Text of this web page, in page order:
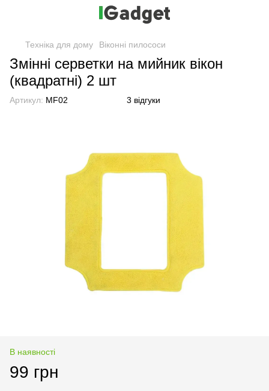
Техніка для дому Віконні пилососи
Змінні серветки на мийник вікон
(квадратні) 2 шт
Артикул: MF02 3 відгуки
В наявності
99 грн